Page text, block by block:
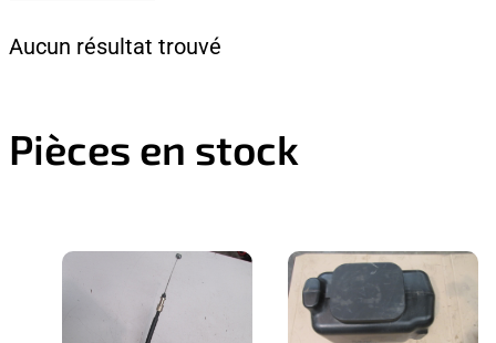
Aucun résultat trouvé
Pièces en stock